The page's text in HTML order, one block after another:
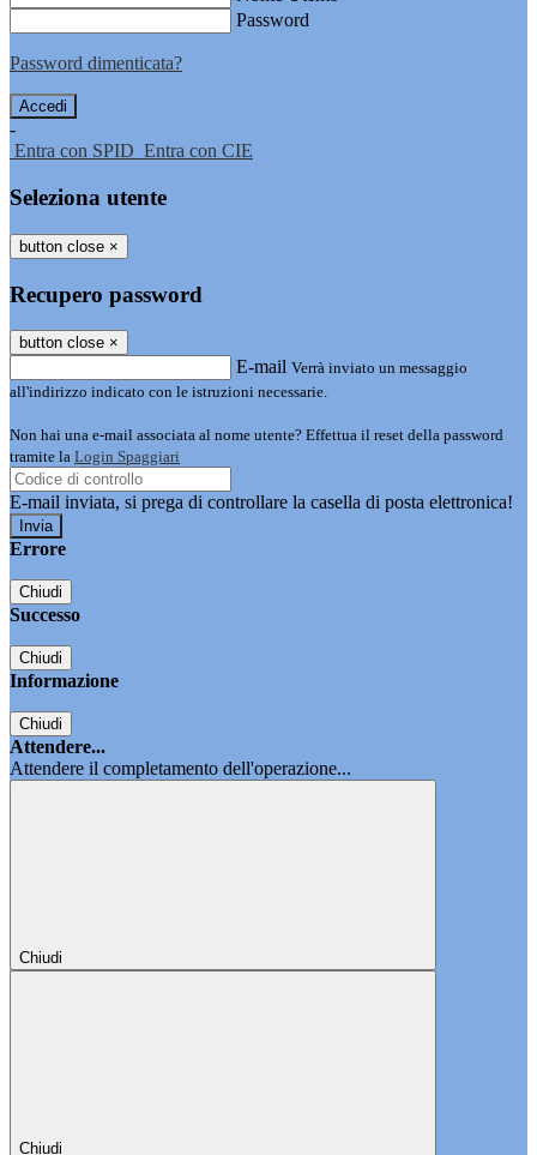
Password
Password dimenticata?
-
Entra con SPID Entra con CIE
Seleziona utente
button close ×
Recupero password
button close ×
E-mail Verrà inviato un messaggio
all'indirizzo indicato con le istruzioni necessarie.
Non hai una e-mail associata al nome utente? Effettua il reset della password
tramite la Login Spaggiari
E-mail inviata, si prega di controllare la casella di posta elettronica!
Errore
Chiudi
Successo
Chiudi
Informazione
Chiudi
Attendere...
Attendere il completamento dell'operazione...
Chiudi
Chiudi